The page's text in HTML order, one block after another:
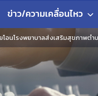
ข่าว/ความเคลื่อนไหว
อนโรงพยาบาลส่งเสริมสุขภาพต